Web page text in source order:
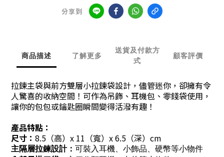
分享到
商品描述 了解更多
送貨及付款方
式
顧客評價
拉鍊主袋與前方雙層小拉鍊袋設計，儘管迷你，卻擁有令
人驚喜的收納空間！可作為吊飾、耳機包、零錢袋使用，
讓你的包包或鑰匙圈瞬間變得活潑有趣！
產品特點：
尺寸： 8.5（高）x 11（寬）x 6.5（深）cm
主隔層拉鍊設計： 可裝入耳機、小飾品、硬幣等小物件